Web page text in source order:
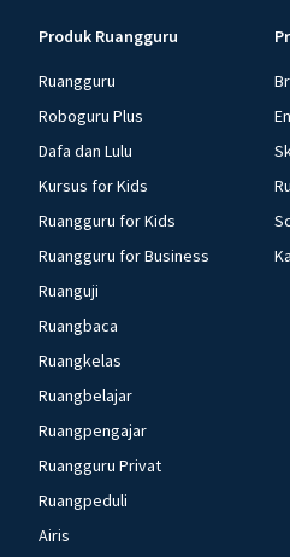
Produk Ruangguru
Ruangguru
Roboguru Plus
Dafa dan Lulu
Kursus for Kids
Ruangguru for Kids
Ruangguru for Business
Ruanguji
Ruangbaca
Ruangkelas
Ruangbelajar
Ruangpengajar
Ruangguru Privat
Ruangpeduli
Airis